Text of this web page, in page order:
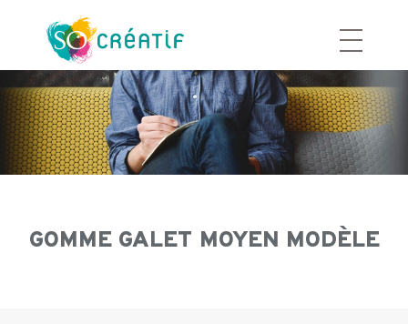
contenu
GOMME GALET MOYEN MODÈLE